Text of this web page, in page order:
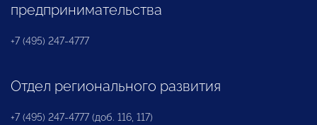
предпринимательства
+7 (495) 247-4777
Отдел регионального развития
+7 (495) 247-4777 (доб. 116, 117)